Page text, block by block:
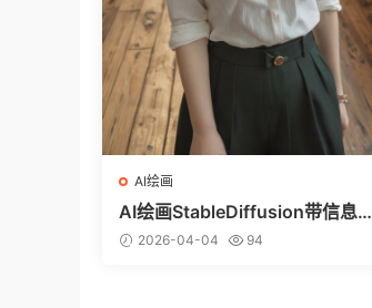
AI绘画
AI绘画StableDiffusion带信息样
图（civitai.com网站精选）-白衬
2026-04-04 94